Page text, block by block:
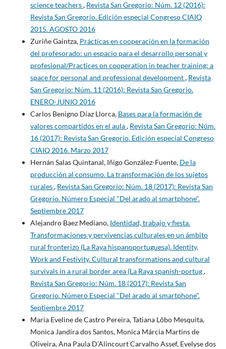
science teachers, Revista San Gregorio: Núm. 12 (2016):
Revista San Gregorio. Edición especial Congreso CIAIQ
2015. AGOSTO 2016
Zuriñe Gaintza, Prácticas en cooperación en la formación
del profesorado: un espacio para el desarrollo personal y
profesional/Practices on cooperation in teacher training: a
space for personal and professional development, Revista
San Gregorio: Núm. 11 (2016): Revista San Gregorio.
ENERO-JUNIO 2016
Carlos Benigno Díaz Llorca, Bases para la formación de
valores compartidos en el aula, Revista San Gregorio: Núm.
16 (2017): Revista San Gregorio. Edición especial Congreso
CIAIQ 2016. Marzo 2017
Hernán Salas Quintanal, Iñigo González-Fuente, De la
producción al consumo. La transformación de los sujetos
rurales, Revista San Gregorio: Núm. 18 (2017): Revista San
Gregorio. Número Especial "Del arado al smartphone".
Septiembre 2017
Alejandro Baez Mediano, Identidad, trabajo y fiesta.
Transformaciones y pervivencias culturales en un ámbito
rural fronterizo (La Raya hispanoportuguesa). Identity,
Work and Festivity. Cultural transformations and cultural
survivals in a rural border area (La Raya spanish-portug,
Revista San Gregorio: Núm. 18 (2017): Revista San
Gregorio. Número Especial "Del arado al smartphone".
Septiembre 2017
Maria Eveline de Castro Pereira, Tatiana Lôbo Mesquita,
Monica Jandira dos Santos, Monica Márcia Martins de
Oliveira, Ana Paula D’Alincourt Carvalho Assef, Evelyse dos